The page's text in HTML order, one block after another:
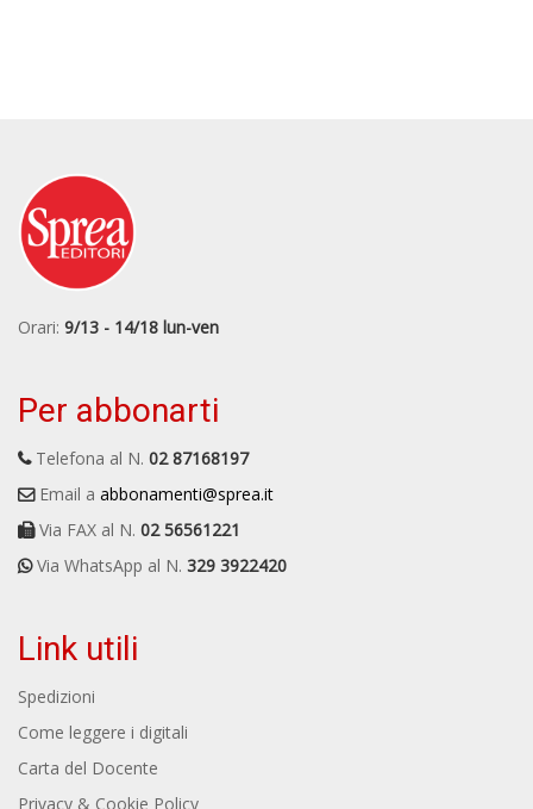
Orari: 9/13 - 14/18 lun-ven
Per abbonarti
Telefona al N. 02 87168197
Email a abbonamenti@sprea.it
Via FAX al N. 02 56561221
Via WhatsApp al N. 329 3922420
Link utili
Spedizioni
Come leggere i digitali
Carta del Docente
Privacy & Cookie Policy